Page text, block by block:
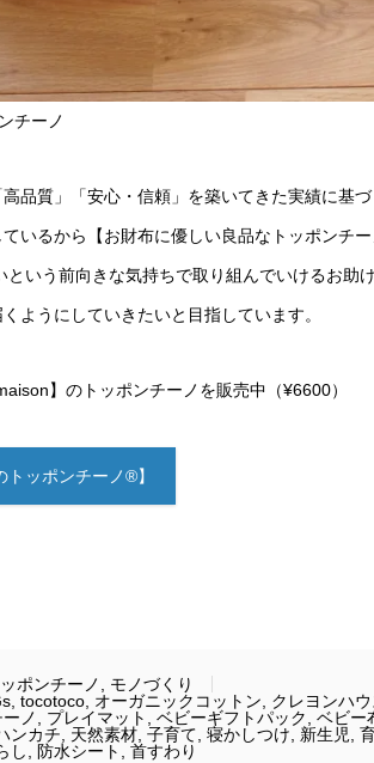
チーノ
品質」「安心・信頼」を築いてきた実績に基
いるから【お財布に優しい良品なトッポンチ
という前向きな気持ちで取り組んでいけるお
ようにしていきたいと目指しています。
】のトッポンチーノを販売中（¥6600）
トッポンチーノ®】
ッポンチーノ , モノづくり
, tocotoco, オーガニックコットン, クレヨンハウ
ノ , プレイマット , ベビーギフトパック, ベビー
ンカチ, 天然素材, 子育て, 寝かしつけ, 新生児,
し, 防水シート , 首すわり